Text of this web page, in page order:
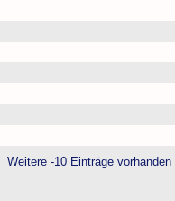
Weitere -10 Einträge vorhanden